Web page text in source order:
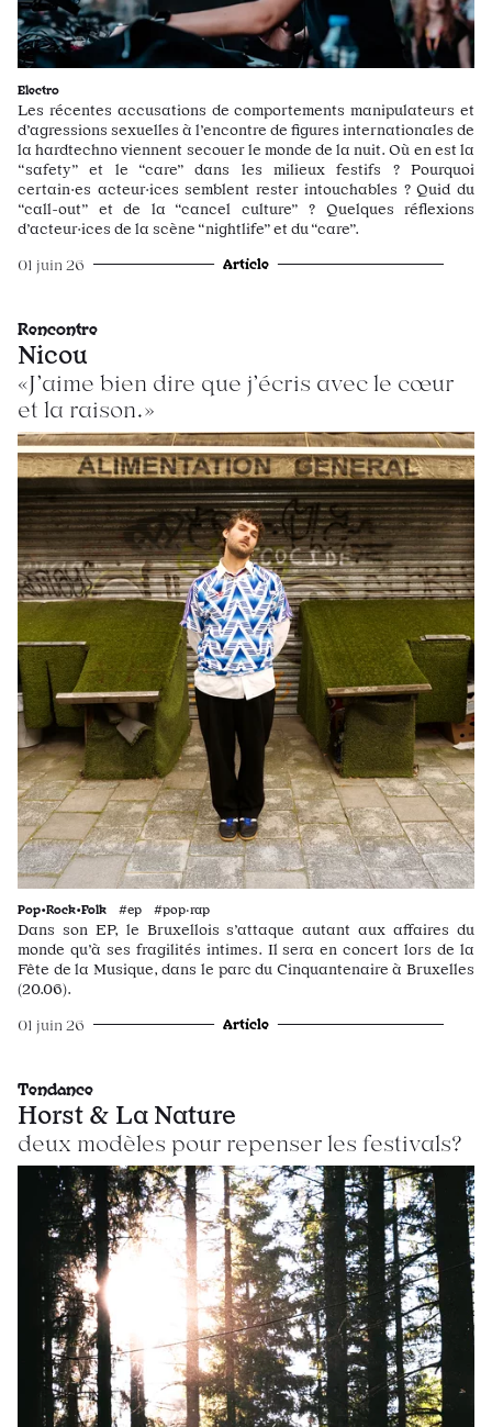
Electro
Les récentes accusations de comportements manipulateurs et
d’agressions sexuelles à l’encontre de figures internationales de
la hardtechno viennent secouer le monde de la nuit. Où en est la
“safety” et le “care” dans les milieux festifs ? Pourquoi
certain·es acteur·ices semblent rester intouchables ? Quid du
“call-out” et de la “cancel culture” ? Quelques réflexions
d’acteur·ices de la scène “nightlife” et du “care”.
01 juin 26 Article
Rencontre
Nicou
«J’aime bien dire que j’écris avec le cœur
et la raison.»
Pop•Rock•Folk #ep #pop·rap
Dans son EP, le Bruxellois s’attaque autant aux affaires du
monde qu’à ses fragilités intimes. Il sera en concert lors de la
Fête de la Musique, dans le parc du Cinquantenaire à Bruxelles
(20.06).
01 juin 26 Article
Tendance
Horst & La Nature
deux modèles pour repenser les festivals?